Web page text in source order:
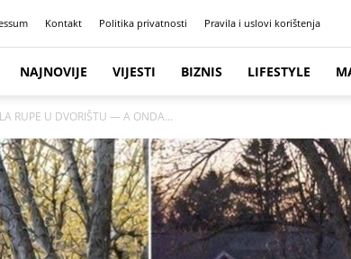
Kontakt Politika privatnosti Pravila i uslovi korištenja
NAJNOVIJE VIJESTI BIZNIS LIFESTYLE
RUPE U DVORIŠTU — A ONDA...